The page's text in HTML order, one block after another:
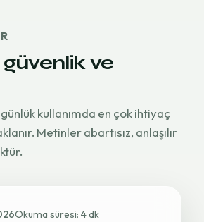
güvenlik ve
kullanımda en çok ihtiyaç
Metinler abartısız, anlaşılır
Okuma süresi: 4 dk